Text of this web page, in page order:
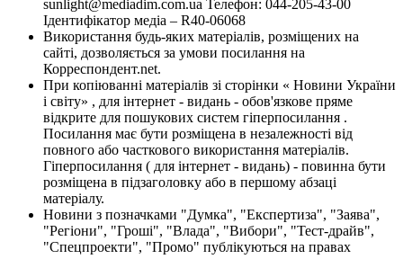
sunlight@mediadim.com.ua Телефон: 044-205-43-00
Ідентифікатор медіа – R40-06068
Використання будь-яких матеріалів, розміщених на
сайті, дозволяється за умови посилання на
Корреспондент.net.
При копіюванні матеріалів зі сторінки « Новини України
і світу» , для інтернет - видань - обов'язкове пряме
відкрите для пошукових систем гіперпосилання .
Посилання має бути розміщена в незалежності від
повного або часткового використання матеріалів.
Гіперпосилання ( для інтернет - видань) - повинна бути
розміщена в підзаголовку або в першому абзаці
матеріалу.
Новини з позначками "Думка", "Експертиза", "Заява",
"Регіони", "Гроші", "Влада", "Вибори", "Тест-драйв",
"Спецпроекти", "Промо" публікуються на правах